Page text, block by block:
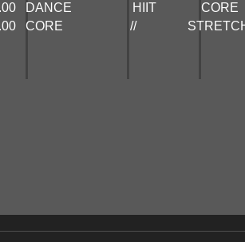
DANCE ΗΙΙΤ
CORE //